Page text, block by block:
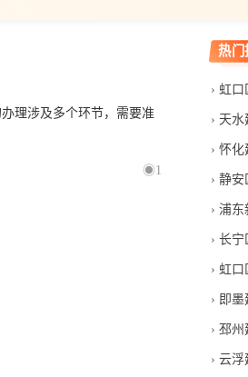
理涉及多个环节，需要准
1
热门
虹口
天水
怀化
静安
浦东
长宁
虹口
即
邳州
云浮